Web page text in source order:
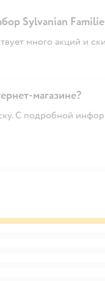
Sylvanian
много акций и
магазине?
С подробной